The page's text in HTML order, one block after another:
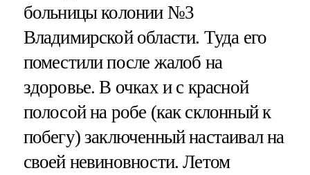
больницы колонии №3
Владимирской области. Туда его
поместили после жалоб на
здоровье. В очках и с красной
полосой на робе (как склонный к
побегу) заключенный настаивал на
своей невиновности. Летом